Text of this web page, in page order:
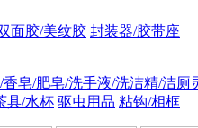
面胶/美纹胶 封装器/胶带座
皂/肥皂/洗手液/洗洁精/洁厕
具/水杯 驱虫用品 粘钩/相框